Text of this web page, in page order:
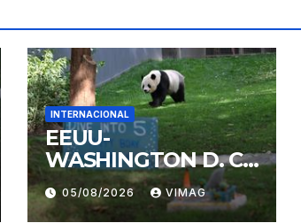
INTERNACIONAL
EEUU-
WASHINGTON D. C.-
PANDA GIGANTE
BAO LI-
05/08/2026 VIMAG